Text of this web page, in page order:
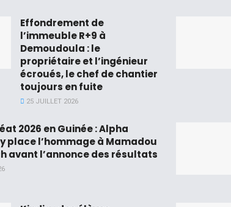
Effondrement de
l’immeuble R+9 à
Demoudoula : le
propriétaire et l’ingénieur
écroués, le chef de chantier
toujours en fuite
25 JUILLET 2026
2026 en Guinée : Alpha
place l’hommage à Mamadou
avant l’annonce des résultats